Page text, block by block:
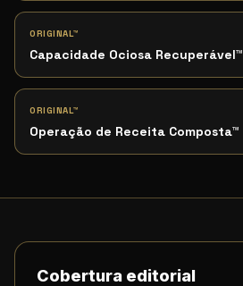
ORIGINAL™
Capacidade Ociosa Recuperável™
ORIGINAL™
Operação de Receita Composta™
Cobertura editorial